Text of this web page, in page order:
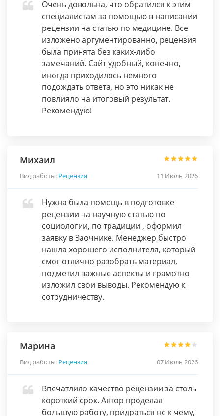
Очень довольна, что обратился к этим
специалистам за помощью в написании
рецензии на статью по медицине. Все
изложено аргументированно, рецензия
была принята без каких-либо
замечаний. Сайт удобный, конечно,
иногда приходилось немного
подождать ответа, но это никак не
повлияло на итоговый результат.
Рекомендую!
Михаил
Вид работы: Рецензия 11 Июль 2026
Нужна была помощь в подготовке
рецензии на научную статью по
социологии, по традиции , оформил
заявку в Заочнике. Менеджер быстро
нашла хорошего исполнителя, который
смог отлично разобрать материал,
подметил важные аспекты и грамотно
изложил свои выводы. Рекомендую к
сотрудничеству.
Марина
Вид работы: Рецензия 07 Июль 2026
Впечатлило качество рецензии за столь
короткий срок. Автор проделал
большую работу, придраться не к чему,